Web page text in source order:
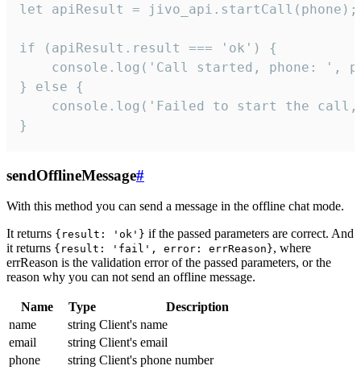
let apiResult = jivo_api.startCall(phone);
if (apiResult.result === 'ok') {
console.log('Call started, phone: ',
} else {
console.log('Failed to start the
}
sendOfflineMessage#
With this method you can send a message in the offline chat mode.
It returns {result: 'ok'} if the passed parameters are correct. And
it returns {result: 'fail', error: errReason}, where
errReason is the validation error of the passed parameters, or the
reason why you can not send an offline message.
Name Type
Description
name
string Client's name
email
string Client's email
phone
string Client's phone number